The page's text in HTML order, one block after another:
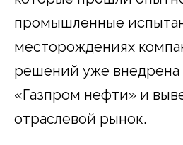
промышленные
месторождениях
решений уже внедрена
«Газпром нефти» и
отраслевой рынок.